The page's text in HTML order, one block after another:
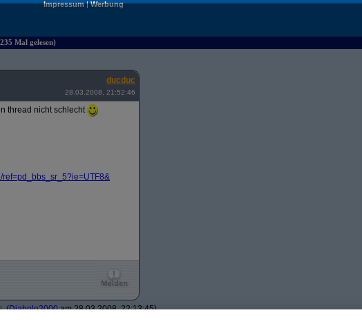
Impressum|Werbung
Mal gelesen)
ducduc
28.03.2008, 21:52:46
thread nicht schlecht
ref=pd_bbs_sr_5?ie=UTF8&
(Diabolo2000am 28.03.2008, 22:13:45)